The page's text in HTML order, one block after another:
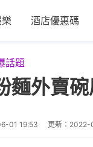
酒店優惠碼
話題
麵外賣
01 19:53 更新： 2022-